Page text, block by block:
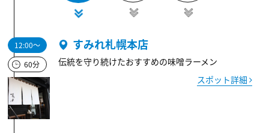
12:00～
60分
すみれ札幌本店
伝統を守り続けたおすすめの味噌ラーメン
スポット詳細